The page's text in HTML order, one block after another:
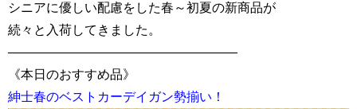
シニアに優しい配慮をした春～初夏の新商品が
続々と入荷してきました。
——————————————————
《本日のおすすめ品》
紳士春のベストカーデイガン勢揃い！